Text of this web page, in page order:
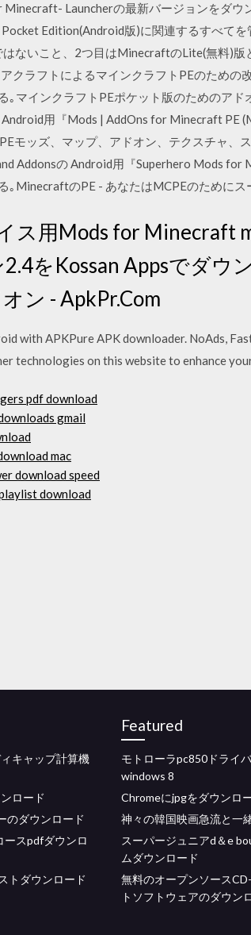
Launcherの最新バージョンをダ
Edition(Android版)に関連するすべて
ないこと、2つ目はMinecraftのLite(無料)
クラフトによるマインクラフトPEのため
｡マインクラフトPEポケット版のためのア
用『Mods | AddOns for Minecraft PE
モッズ、マップ、アドオン、テクスチャ、
Addonsの Android用『Superhero Mods
｡MinecraftのPE - あなたはMCPEのために
ス用Mods for Minecraft
をKossan Appsでダ
ン - ApkPr.Com
with APKPure APK downloader. NoAds,
technologies on this website to enhance
pdf download
gmail
mac
download speed
download
キャップ計算機
ロード
のダウンロード
スpdfダウンロ
トダウンロード
Featured
モトローラpc850ドライ
windows 8
Chromeにjpgをダウンロ
神々の韓国映画急流と一
スーパージュニアd＆e
ムダウンロード
無料のオープンソース
トソフトウェアのダウン